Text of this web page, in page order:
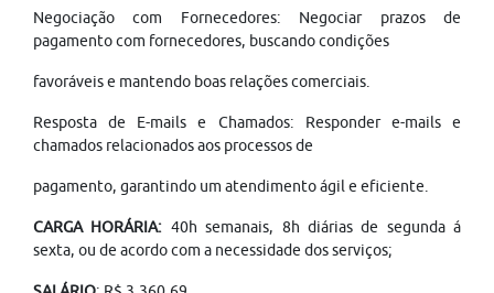
Negociação com Fornecedores: Negociar prazos de
pagamento com fornecedores, buscando condições
favoráveis e mantendo boas relações comerciais.
Resposta de E-mails e Chamados: Responder e-mails e
chamados relacionados aos processos de
pagamento, garantindo um atendimento ágil e eficiente.
CARGA HORÁRIA: 40h semanais, 8h diárias de segunda á
sexta, ou de acordo com a necessidade dos serviços;